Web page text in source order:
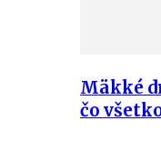
Mäkké
čo